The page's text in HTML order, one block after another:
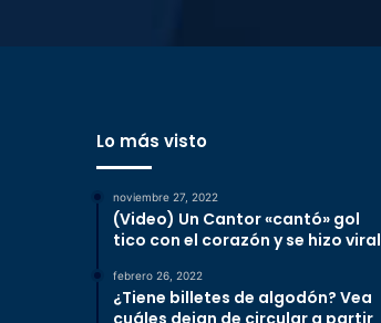
Lo más visto
noviembre 27, 2022
(Video) Un Cantor «cantó» gol
tico con el corazón y se hizo viral
febrero 26, 2022
¿Tiene billetes de algodón? Vea